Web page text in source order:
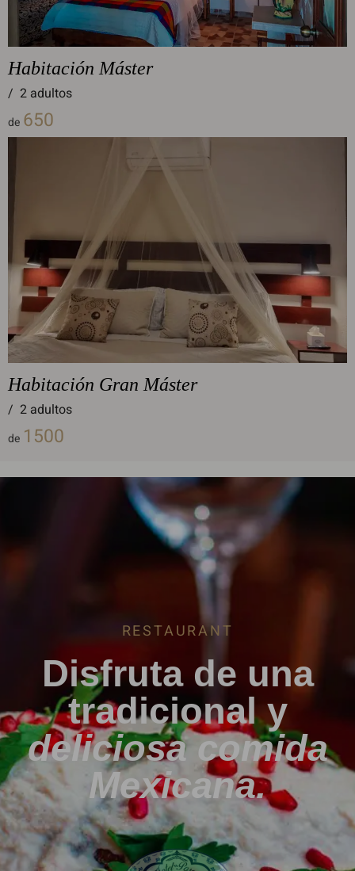
Habitación Máster
/ 2 adultos
de 650
Habitación Gran Máster
/ 2 adultos
de 1500
RESTAURANT
Disfruta de una
tradicional y
deliciosa comida
Mexicana.